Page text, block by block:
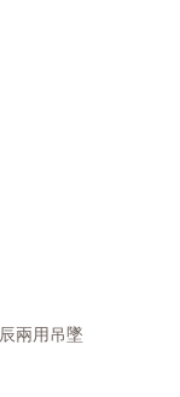
兩用吊墜